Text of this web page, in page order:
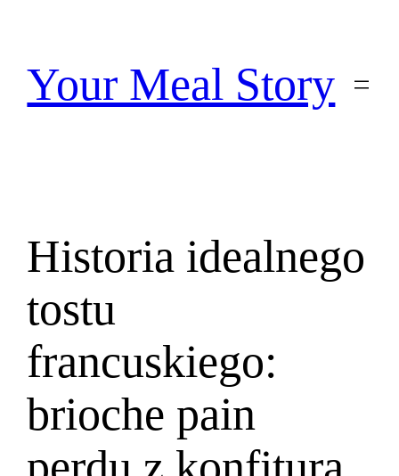
treściYour Meal Story
Historia idealnego
tostu
francuskiego:
brioche pain